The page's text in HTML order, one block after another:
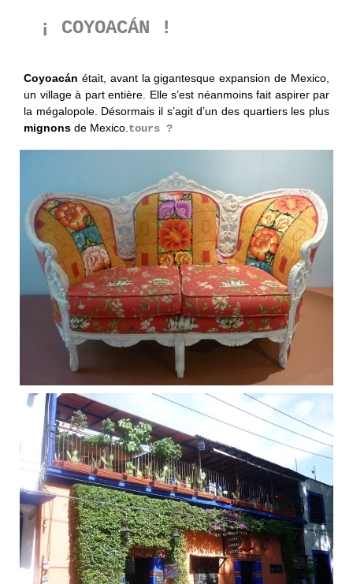
¡ COYOACÁN !
Coyoacán était, avant la gigantesque expansion de Mexico,
un village à part entière. Elle s’est néanmoins fait aspirer par
la mégalopole. Désormais il s’agit d’un des quartiers les plus
mignons de Mexico.tours ?